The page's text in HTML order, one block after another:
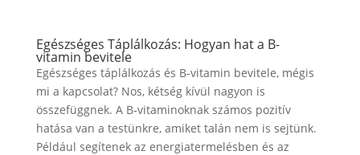
Egészséges Táplálkozás: Hogyan hat a B-
vitamin bevitele
Egészséges táplálkozás és B-vitamin bevitele, mégis
mi a kapcsolat? Nos, kétség kívül nagyon is
összefüggnek. A B-vitaminoknak számos pozitív
hatása van a testünkre, amiket talán nem is sejtünk.
Például segítenek az energiatermelésben és az